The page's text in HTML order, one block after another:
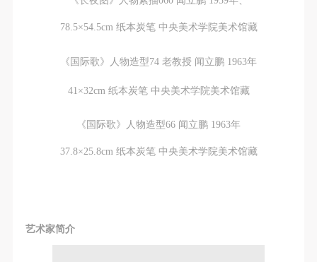
78.5×54.5cm 纸本炭笔 中央美术学院美术馆藏
《国际歌》人物造型74 老教授 闻立鹏 1963年
41×32cm 纸本炭笔 中央美术学院美术馆藏
《国际歌》人物造型66 闻立鹏 1963年
37.8×25.8cm 纸本炭笔 中央美术学院美术馆藏
艺术家简介